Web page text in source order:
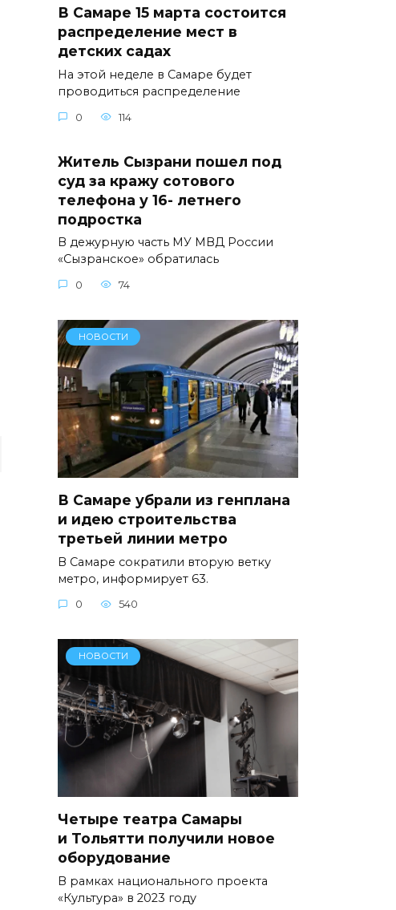
В Самаре 15 марта состоится
распределение мест в
детских садах
На этой неделе в Самаре будет
проводиться распределение
0 114
Житель Сызрани пошел под
суд за кражу сотового
телефона у 16- летнего
подростка
В дежурную часть МУ МВД России
«Сызранское» обратилась
0 74
НОВОСТИ
В Самаре убрали из генплана
и идею строительства
третьей линии метро
В Самаре сократили вторую ветку
метро, информирует 63.
0 540
НОВОСТИ
Четыре театра Самары
и Тольятти получили новое
оборудование
В рамках национального проекта
«Культура» в 2023 году